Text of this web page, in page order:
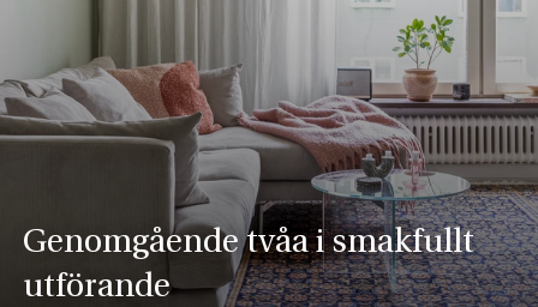
Genomgående tvåa i smakfullt
utförande